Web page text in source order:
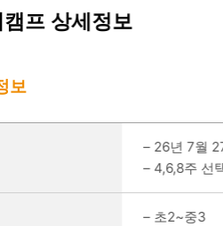
프 상세정보
보
– 26년 7월
– 4,6,8주 선
– 초2~중3